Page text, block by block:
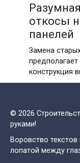
откосы
панелей
Замена
конструкция
© 2026
руками!
Воровство
лопатой между